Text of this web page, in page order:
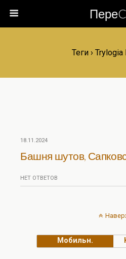
Теги ›
18.11.2024
Башня шутов,
НЕТ ОТВЕТОВ
Мобильн.